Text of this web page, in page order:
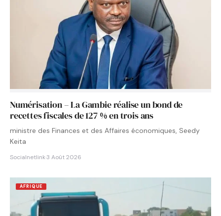
Numérisation – La Gambie réalise un bond de
recettes fiscales de 127 % en trois ans
ministre des Finances et des Affaires économiques, Seedy
Keita
Socialnetlink·3 Août 2026
AFRIQUE